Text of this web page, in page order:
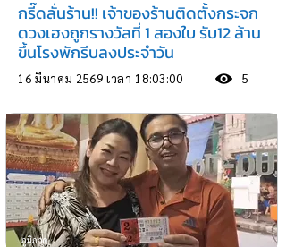
กรี๊ดลั่นร้าน!! เจ้าของร้านติดตั้งกระจก
ดวงเฮงถูกรางวัลที่ 1 สองใบ รับ12 ล้าน
ขึ้นโรงพักรีบลงประจำวัน
16 มีนาคม 2569 เวลา 18:03:00 5
ภูมิภาค